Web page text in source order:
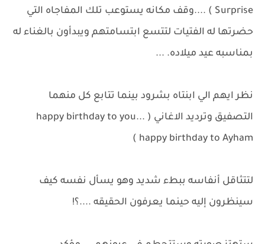
Surprise ) ....وقف مكانه يستوعب تلك المفاجاه التي
حضرتها له الفتيات لتتسع ابتسامتهم ويبدأون بالغناء له
بمناسبه عيد ميلاده. ...
نظر ايهم الي ابنتاه بشرود بينما تتابع كل منهما
التصفيق وترديد الاغاني ( happy birthday to you...
happy birthday to Ayham )
لتتثاقل أنفاسه ببطء شديد وهو يسأل نفسه كيف
سينظرون إليه حينما يعرفون الحقيقه ....؟!